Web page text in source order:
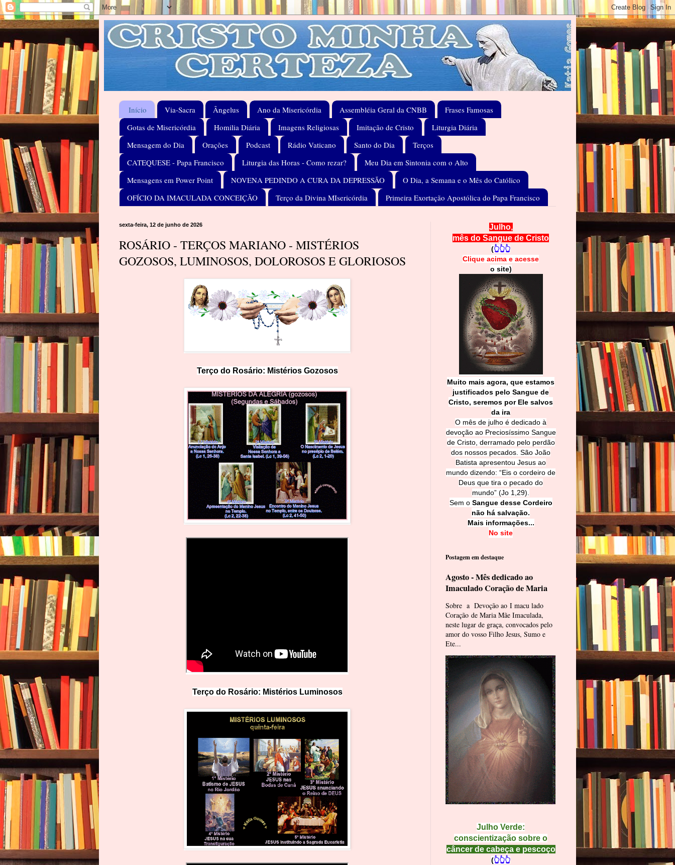
Início Via-Sacra Ângelus Ano da Misericórdia Assembléia Geral da CNBB
Frases Famosas
Gotas de Misericórdia
Homilia Diária Imagens Religiosas Imitação de Cristo
Liturgia Diária
Mensagem do Dia
Orações Podcast Rádio Vaticano Santo do Dia
Terços
CATEQUESE - Papa Francisco
Liturgia das Horas - Como rezar?
Meu Dia em Sintonia com o Alto
Mensagens em Power Point
NOVENA PEDINDO A CURA DA DEPRESSÃO
O Dia, a Semana e o Mês do Católico
OFÍCIO DA IMACULADA CONCEIÇÃO
Terço da Divina MIsericórdia Primeira Exortação Apostólica do Papa Francisco
sexta-feira, 12 de junho de 2026
ROSÁRIO - TERÇOS MARIANO - MISTÉRIOS
GOZOSOS, LUMINOSOS, DOLOROSOS E GLORIOSOS
Terço do Rosário: Mistérios Gozosos
Terço do Rosário: Mistérios Luminosos
Julho,
mês do Sangue de Cristo
(👆👆👆
Clique acima e acesse
o site)
Muito mais agora, que estamos
justificados pelo Sangue de
Cristo, seremos por Ele salvos
da ira
O mês de julho é dedicado à
devoção ao Preciosíssimo Sangue
de Cristo, derramado pelo perdão
dos nossos pecados. São João
Batista apresentou Jesus ao
mundo dizendo: “Eis o cordeiro de
Deus que tira o pecado do
mundo” (Jo 1,29).
Sem o Sangue desse Cordeiro
não há salvação.
Mais informações...
No site
Postagem em destaque
Agosto - Mês dedicado ao
Imaculado Coração de Maria
Sobre a Devoção ao I macu lado
Coração de Maria Mãe Imaculada,
neste lugar de graça, convocados pelo
amor do vosso Filho Jesus, Sumo e
Ete...
Julho Verde:
conscientização sobre o
câncer de cabeça e pescoço
(👆👆👆